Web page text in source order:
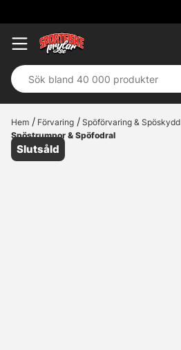
Hem Förvaring
Spöförvaring & Spöskydd
Spöstrumpor & Spöfodral
Slutsåld